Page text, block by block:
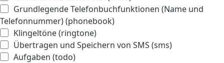
Grundlegende Telefonbuchfunktionen (Name und
Telefonnummer) (phonebook)
Klingeltöne (ringtone)
Übertragen und Speichern von SMS (sms)
Aufgaben (todo)